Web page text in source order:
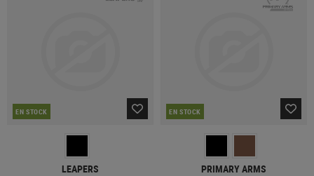
EN STOCK
LEAPERS
EN STOCK
PRIMARY ARMS